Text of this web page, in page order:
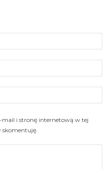
mail i stronę internetową w tej
skomentuję.